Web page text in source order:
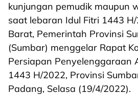
kunjungan pemudik maupun
saat lebaran Idul Fitri 1443
Barat, Pemerintah Provinsi
(Sumbar) menggelar Rapat
Persiapan Penyelenggaraan
1443 H/2022, Provinsi
Padang, Selasa (19/4/2022).